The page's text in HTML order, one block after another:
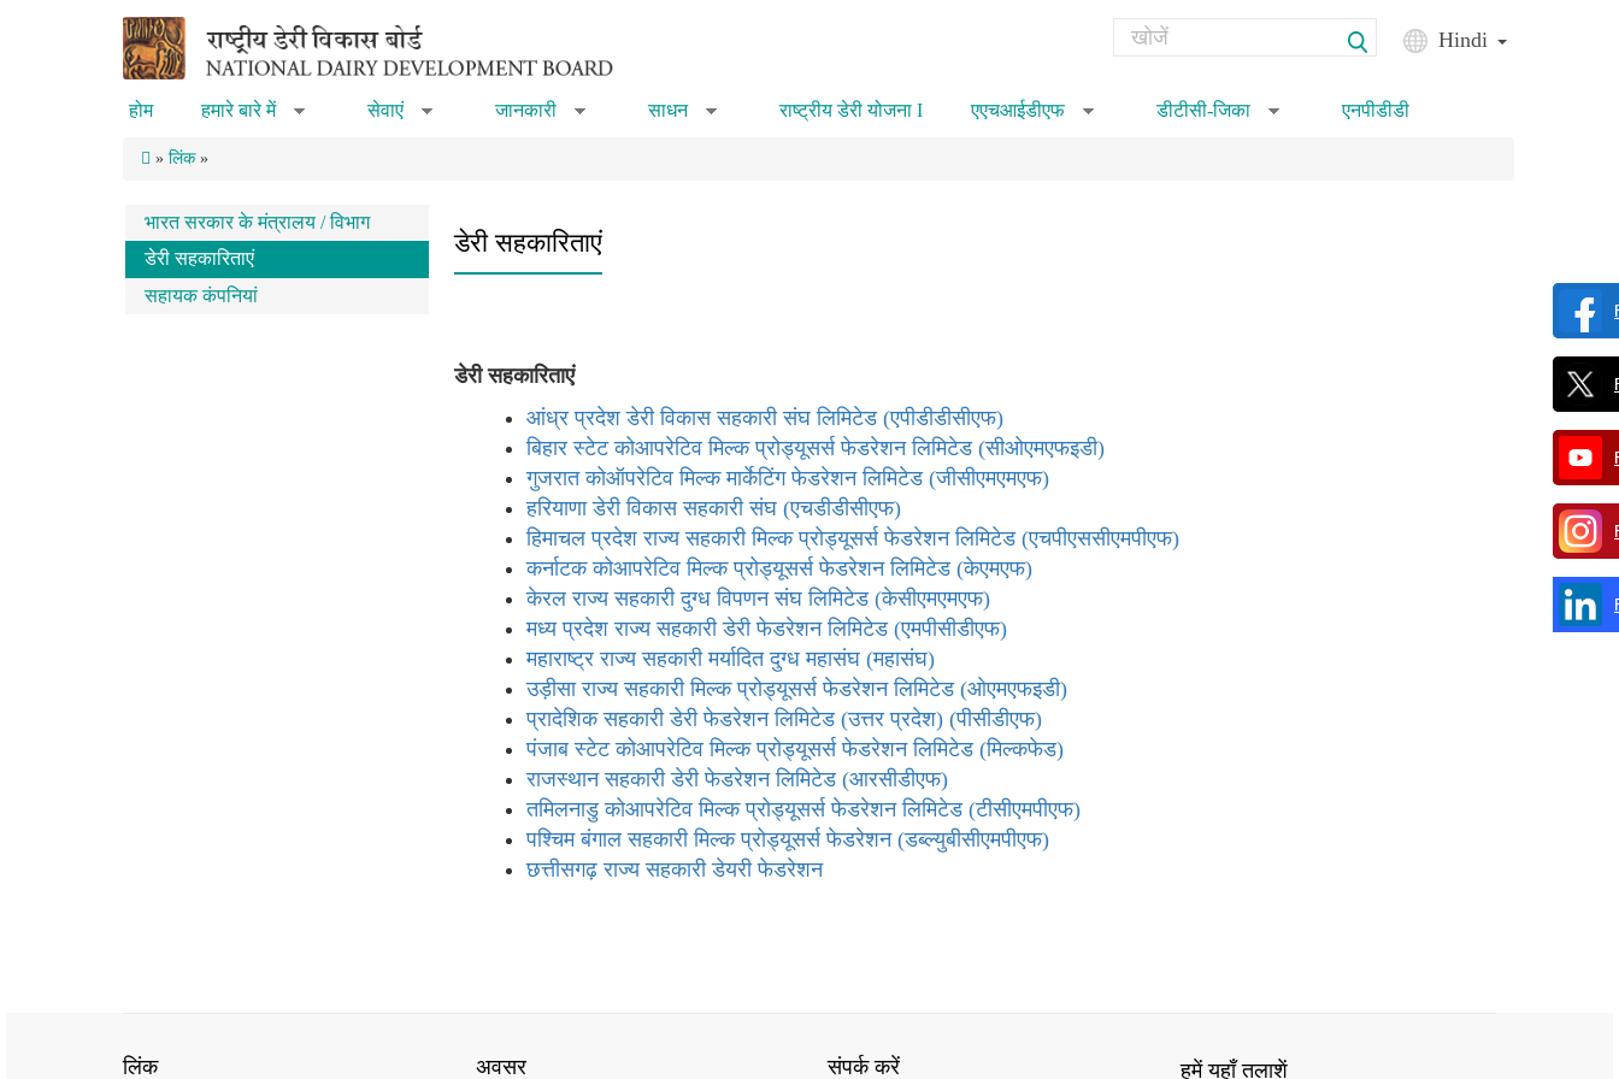
Search Hindi
होम हमारे बारे में सेवाएं जानकारी साधन राष्ट्रीय डेरी योजना I एएचआईडीएफ डीटीसी-जिका एनपीडीडी
» लिंक»
भारत सरकार के मंत्रालय / विभाग
डेरी सहकारिताएं
सहायक कंपनियां
डेरी सहकारिताएं
डेरी सहकारिताएं
आंध्र प्रदेश डेरी विकास सहकारी संघ लिमिटेड (एपीडीडीसीएफ)
बिहार स्टेट कोआपरेटिव मिल्क प्रोड्यूसर्स फेडरेशन लिमिटेड (सीओएमएफइडी)
गुजरात कोऑपरेटिव मिल्क मार्केटिंग फेडरेशन लिमिटेड (जीसीएमएमएफ)
हरियाणा डेरी विकास सहकारी संघ (एचडीडीसीएफ)
हिमाचल प्रदेश राज्य सहकारी मिल्क प्रोड्यूसर्स फेडरेशन लिमिटेड (एचपीएससीएमपीएफ)
कर्नाटक कोआपरेटिव मिल्क प्रोड्यूसर्स फेडरेशन लिमिटेड (केएमएफ)
केरल राज्य सहकारी दुग्ध विपणन संघ लिमिटेड (केसीएमएमएफ)
मध्य प्रदेश राज्य सहकारी डेरी फेडरेशन लिमिटेड (एमपीसीडीएफ)
महाराष्ट्र राज्य सहकारी मर्यादित दुग्ध महासंघ (महासंघ)
उड़ीसा राज्य सहकारी मिल्क प्रोड्यूसर्स फेडरेशन लिमिटेड (ओएमएफइडी)
प्रादेशिक सहकारी डेरी फेडरेशन लिमिटेड (उत्तर प्रदेश) (पीसीडीएफ)
पंजाब स्टेट कोआपरेटिव मिल्क प्रोड्यूसर्स फेडरेशन लिमिटेड (मिल्कफेड)
राजस्थान सहकारी डेरी फेडरेशन लिमिटेड (आरसीडीएफ)
तमिलनाडु कोआपरेटिव मिल्क प्रोड्यूसर्स फेडरेशन लिमिटेड (टीसीएमपीएफ)
पश्चिम बंगाल सहकारी मिल्क प्रोड्यूसर्स फेडरेशन (डब्ल्युबीसीएमपीएफ)
छत्तीसगढ़ राज्य सहकारी डेयरी फेडरेशन
लिंक अवसर संपर्क करें हमें यहाँ तलाशें